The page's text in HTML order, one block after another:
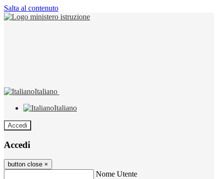
Salta al contenuto
Italiano
Italiano
Accedi
Accedi
button close ×
Nome Utente